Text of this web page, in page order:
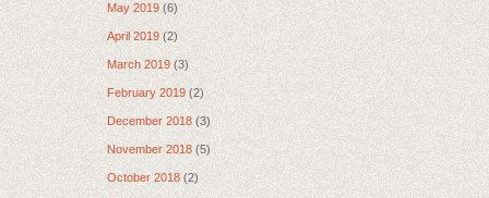
May 2019 (6)
April 2019 (2)
March 2019 (3)
February 2019 (2)
December 2018 (3)
November 2018 (5)
October 2018 (2)